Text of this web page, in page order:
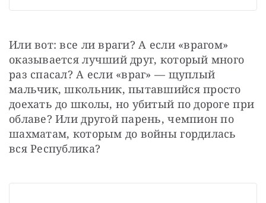
Или вот: все ли враги? А если «врагом»
оказывается лучший друг, который много
раз спасал? А если «враг» — щуплый
мальчик, школьник, пытавшийся просто
доехать до школы, но убитый по дороге при
облаве? Или другой парень, чемпион по
шахматам, которым до войны гордилась
вся Республика?